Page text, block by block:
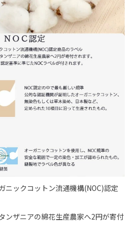
ニックコットン流通機構(NOC)認定
ンザニアの綿花生産農家へ2円が寄付